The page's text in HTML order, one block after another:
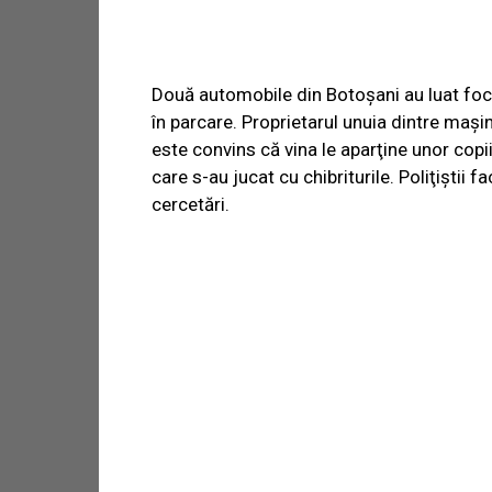
Două automobile din Botoşani au luat foc
în parcare. Proprietarul unuia dintre
este convins că vina le aparţine unor copii
care s-au jucat cu chibriturile. Poliţiştii
cercetări.